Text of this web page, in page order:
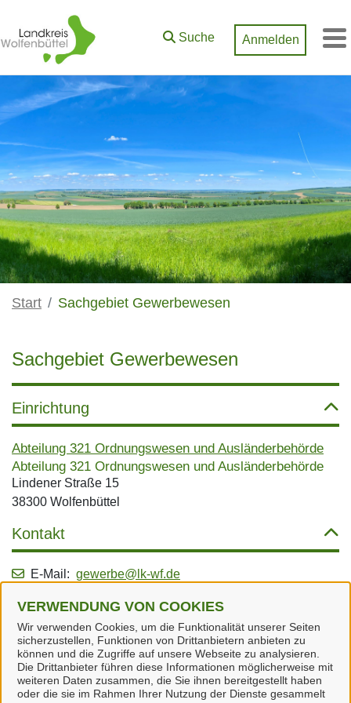
Zum Hauptinhalt springen
VERWENDUNG VON COOKIES
Wir verwenden Cookies, um die Funktionalität unserer Seiten
sicherzustellen, Funktionen von Drittanbietern anbieten zu
können und die Zugriffe auf unsere Webseite zu analysieren.
Die Drittanbieter führen diese Informationen möglicherweise mit
weiteren Daten zusammen, die Sie ihnen bereitgestellt haben
oder die sie im Rahmen Ihrer Nutzung der Dienste gesammelt
Suche Anmelden
Start Sachgebiet Gewerbewesen
Sachgebiet Gewerbewesen
Einrichtung
Abteilung 321 Ordnungswesen und Ausländerbehörde
Abteilung 321 Ordnungswesen und Ausländerbehörde
Lindener Straße 15
38300 Wolfenbüttel
Kontakt
E-Mail: gewerbe@lk-wf.de
Dienstleistungen
Alle zugeordneten Einrichtungen